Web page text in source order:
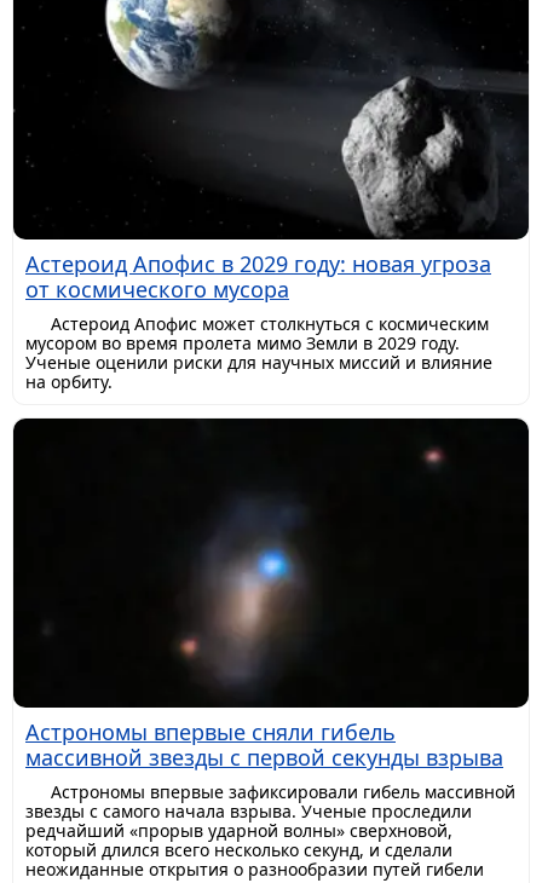
Астероид Апофис в 2029 году: новая угроза
от космического мусора
Астероид Апофис может столкнуться с космическим
мусором во время пролета мимо Земли в 2029 году.
Ученые оценили риски для научных миссий и влияние
на орбиту.
Астрономы впервые сняли гибель
массивной звезды с первой секунды взрыва
Астрономы впервые зафиксировали гибель массивной
звезды с самого начала взрыва. Ученые проследили
редчайший «прорыв ударной волны» сверхновой,
который длился всего несколько секунд, и сделали
неожиданные открытия о разнообразии путей гибели